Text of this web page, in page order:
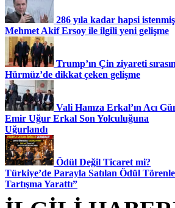
286 yıla kadar hapsi
Mehmet Akif Ersoy ile ilgili yeni gelişme
Trump’ın Çin ziyareti
Hürmüz’de dikkat çeken gelişme
Vali Hamza Erkal’ın Acı
Emir Uğur Erkal Son Yolculuğuna
Uğurlandı
Ödül Değil Ticaret mi?
Türkiye’de Parayla Satılan Ödül
Tartışma Yarattı”